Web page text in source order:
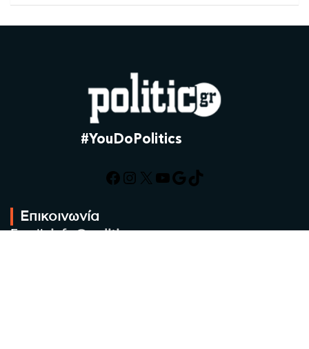
#YouDoPolitics
Facebook
Instagram
X YouTube
Google
TikTok
Επικοινωνία
Email: